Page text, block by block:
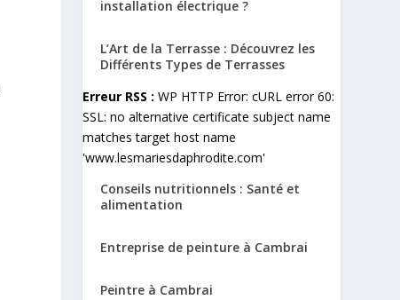
installation électrique ?
L’Art de la Terrasse : Découvrez les
Différents Types de Terrasses
Erreur RSS : WP HTTP Error: cURL error 60:
SSL: no alternative certificate subject name
matches target host name
'www.lesmariesdaphrodite.com'
Conseils nutritionnels : Santé et
alimentation
Entreprise de peinture à Cambrai
Peintre à Cambrai